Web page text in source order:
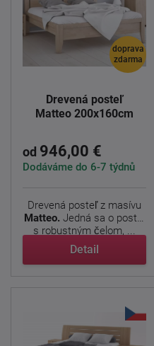
doprava
zdarma
Drevená posteľ
Matteo 200x160cm
od 946,00 €
Dodáváme do 6-7 týdnů
Drevená posteľ z masívu
Matteo. Jedná sa o posteľ
s robustným čelom, ...
Detail